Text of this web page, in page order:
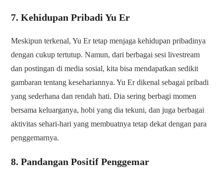
7. Kehidupan Pribadi Yu Er
Meskipun terkenal, Yu Er tetap menjaga kehidupan pribadinya
dengan cukup tertutup. Namun, dari berbagai sesi livestream
dan postingan di media sosial, kita bisa mendapatkan sedikit
gambaran tentang kesehariannya. Yu Er dikenal sebagai pribadi
yang sederhana dan rendah hati. Dia sering berbagi momen
bersama keluarganya, hobi yang dia tekuni, dan juga berbagai
aktivitas sehari-hari yang membuatnya tetap dekat dengan para
penggemarnya.
8. Pandangan Positif Penggemar